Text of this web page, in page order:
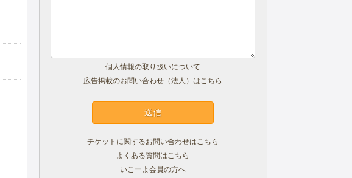
個人情報の取り扱いについて
広告掲載のお問い合わせ（法人）はこちら
チケットに関するお問い合わせはこちら
よくある質問はこちら
いこーよ会員の方へ